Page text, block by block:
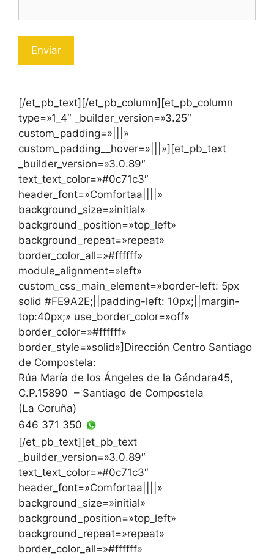
[/et_pb_text][/et_pb_column][et_pb_column
type=»1_4″ _builder_version=»3.25″
custom_padding=»|||»
custom_padding__hover=»|||»][et_pb_text
_builder_version=»3.0.89″
text_text_color=»#0c71c3″
header_font=»Comfortaa||||»
background_size=»initial»
background_position=»top_left»
background_repeat=»repeat»
border_color_all=»#ffffff»
module_alignment=»left»
custom_css_main_element=»border-left: 5px
solid #FE9A2E;||padding-left: 10px;||margin-
top:40px;» use_border_color=»off»
border_color=»#ffffff»
border_style=»solid»]Dirección Centro Santiago
de Compostela:
Rúa María de los Ángeles de la Gándara45,
C.P.15890 – Santiago de Compostela
(La Coruña)
646 371 350
[/et_pb_text][et_pb_text
_builder_version=»3.0.89″
text_text_color=»#0c71c3″
header_font=»Comfortaa||||»
background_size=»initial»
background_position=»top_left»
background_repeat=»repeat»
border_color_all=»#ffffff»